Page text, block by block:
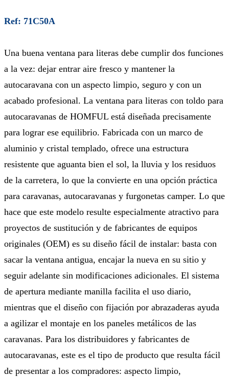
Ref: 71C50A
Una buena ventana para literas debe cumplir dos funciones
a la vez: dejar entrar aire fresco y mantener la
autocaravana con un aspecto limpio, seguro y con un
acabado profesional. La ventana para literas con toldo para
autocaravanas de HOMFUL está diseñada precisamente
para lograr ese equilibrio. Fabricada con un marco de
aluminio y cristal templado, ofrece una estructura
resistente que aguanta bien el sol, la lluvia y los residuos
de la carretera, lo que la convierte en una opción práctica
para caravanas, autocaravanas y furgonetas camper. Lo que
hace que este modelo resulte especialmente atractivo para
proyectos de sustitución y de fabricantes de equipos
originales (OEM) es su diseño fácil de instalar: basta con
sacar la ventana antigua, encajar la nueva en su sitio y
seguir adelante sin modificaciones adicionales. El sistema
de apertura mediante manilla facilita el uso diario,
mientras que el diseño con fijación por abrazaderas ayuda
a agilizar el montaje en los paneles metálicos de las
caravanas. Para los distribuidores y fabricantes de
autocaravanas, este es el tipo de producto que resulta fácil
de presentar a los compradores: aspecto limpio,